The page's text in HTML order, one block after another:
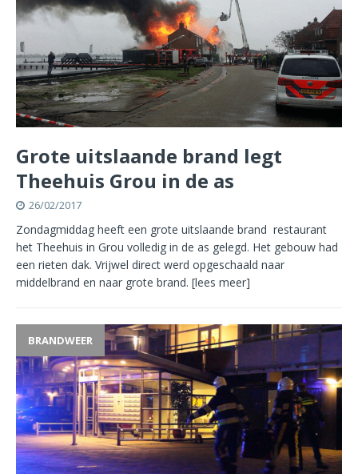
Grote uitslaande brand legt
Theehuis Grou in de as
26/02/2017
Zondagmiddag heeft een grote uitslaande brand restaurant
het Theehuis in Grou volledig in de as gelegd. Het gebouw had
een rieten dak. Vrijwel direct werd opgeschaald naar
middelbrand en naar grote brand. [lees meer]
BRANDWEER